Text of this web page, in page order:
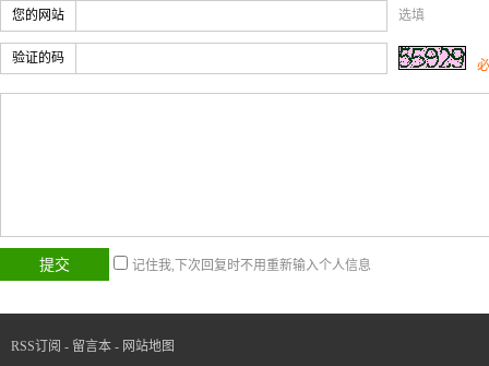
您的网站 选填
验证的码
记住我,下次回复时不用重新输入个人信息
RSS订阅 - 留言本 - 网站地图